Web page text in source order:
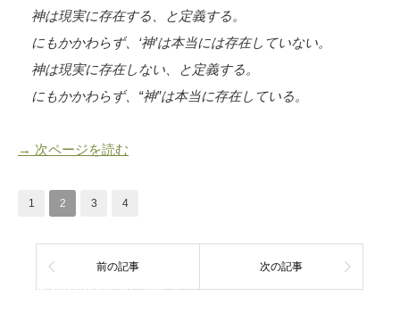
神は現実に存在する、と定義する。
にもかかわらず、‘神’は本当には存在していない。
神は現実に存在しない、と定義する。
にもかかわらず、“神”は本当に存在している。
→ 次ページを読む
1 2 3 4
前の記事 次の記事